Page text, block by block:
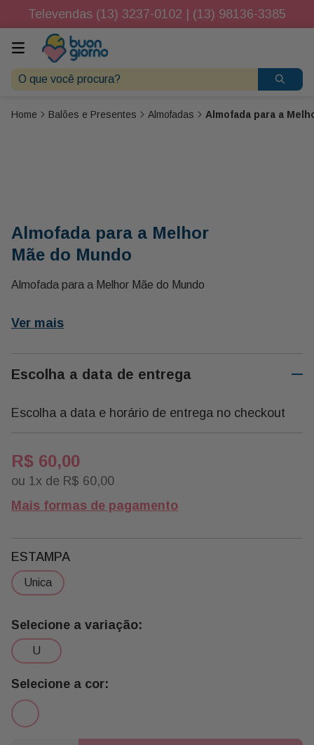
Televendas (13) 3237-0102 | (13) 98136-3385
O que você procura?
Balões e Presentes Almofadas Almofada para a
Almofada para a Melhor
Mãe do Mundo
Almofada para a Melhor Mãe do Mundo
Ver mais
Escolha a data de entrega
Escolha a data e horário de entrega no checkout
R$ 60,00
ou 1 x de R$ 60,00
Mais formas de pagamento
u
ESTAMPA
unica